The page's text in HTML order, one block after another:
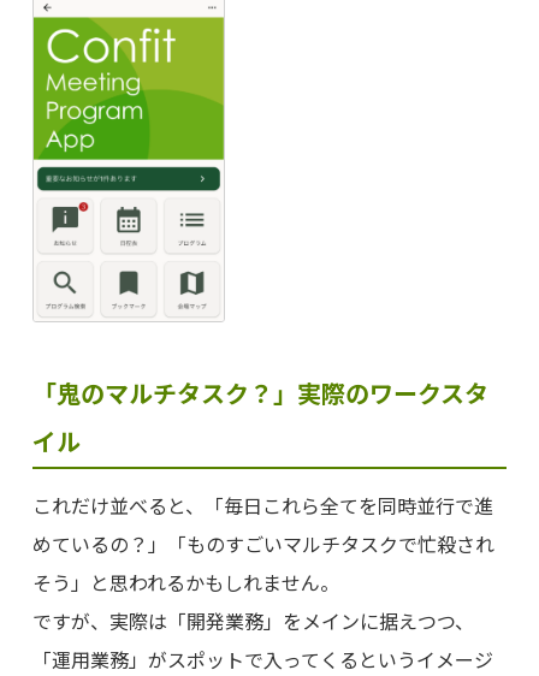
「鬼のマルチタスク？」実際のワークスタ
イル
これだけ並べると、「毎日これら全てを同時並行で進
めているの？」「ものすごいマルチタスクで忙殺され
そう」と思われるかもしれません。
ですが、実際は「開発業務」をメインに据えつつ、
「運用業務」がスポットで入ってくるというイメージ